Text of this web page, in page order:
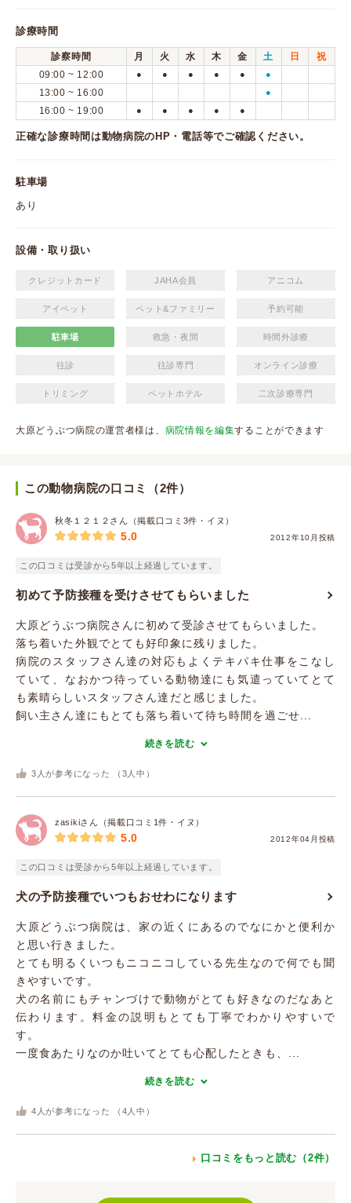
診療時間
診察時間 月 火 水 木 金 土 日
祝
09:00 ~ 12:00
● ● ● ● ● ●
13:00 ~ 16:00 ●
16:00 ~ 19:00 ● ● ● ● ●
正確な診療時間は動物病院のHP・電話等でご確認ください。
駐車場
あり
設備・取り扱い
クレジットカード JAHA会員 アニコム
アイペット ペット&ファミリー 予約可能
駐車場 救急・夜間 時間外診療
往診 往診専門 オンライン診療
トリミング ペットホテル 二次診療専門
大原どうぶつ病院の運営者様は、 病院情報を編集することができます
この動物病院の口コミ（2件）
秋冬１２１２さん（掲載口コミ3件・イヌ）
2012年10月投稿
5.0
この口コミは受診から5年以上経過しています。
初めて予防接種を受けさせてもらいました
大原どうぶつ病院さんに初めて受診させてもらいました。
落ち着いた外観でとても好印象に残りました。
病院のスタッフさん達の対応もよくテキパキ仕事をこなし
ていて、なおかつ待っている動物達にも気遣っていてとて
も素晴らしいスタッフさん達だと感じました。
飼い主さん達にもとても落ち着いて待ち時間を過ごせ...
続きを読む
3 人が参考になった （ 3 人中）
zasikiさん（掲載口コミ1件・イヌ）
2012年04月投稿
5.0
この口コミは受診から5年以上経過しています。
犬の予防接種でいつもおせわになります
大原どうぶつ病院は、家の近くにあるのでなにかと便利か
と思い行きました。
とても明るくいつもニコニコしている先生なので何でも聞
きやすいです。
犬の名前にもチャンづけで動物がとても好きなのだなあと
伝わります。料金の説明もとても丁寧でわかりやすいで
す。
一度食あたりなのか吐いてとても心配したときも、...
続きを読む
4 人が参考になった （ 4 人中）
口コミをもっと読む（2件）